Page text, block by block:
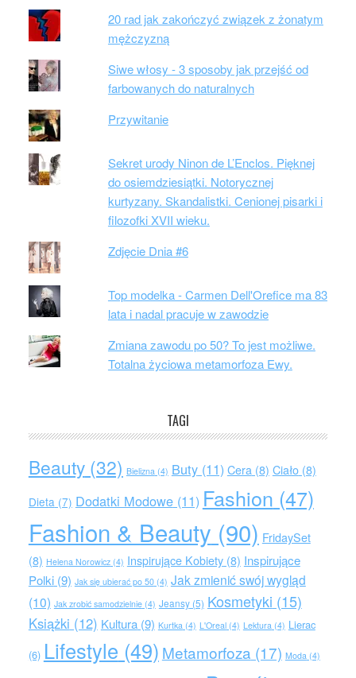
20 rad jak zakończyć związek z żonatym
mężczyzną
Siwe włosy - 3 sposoby jak przejść od
farbowanych do naturalnych
Przywitanie
Sekret urody Ninon de L’Enclos. Pięknej
do osiemdziesiątki. Notorycznej
kurtyzany. Skandalistki. Cenionej pisarki i
filozofki XVII wieku.
Zdjęcie Dnia #6
Top modelka - Carmen Dell'Orefice ma 83
lata i nadal pracuje w zawodzie
Zmiana zawodu po 50? To jest możliwe.
Totalna życiowa metamorfoza Ewy.
TAGI
Beauty(32) Bielizna(4) Buty(11) Cera(8) Ciało(8)
Dieta(7) Dodatki Modowe(11) Fashion (47)
Fashion & Beauty (90) FridaySet
(8) Helena Norowicz(4) Inspirujące Kobiety(8) Inspirujące
Polki(9) Jak się ubierać po 50(4) Jak zmienić swój wygląd
(10) Jak zrobić samodzielnie(4) Jeansy(5) Kosmetyki (15)
Książki (12) Kultura(9) Kurtka(4) L'Oreal(4) Lektura(4) Lierac
(6) Lifestyle (49) Metamorfoza (17) Moda(4)